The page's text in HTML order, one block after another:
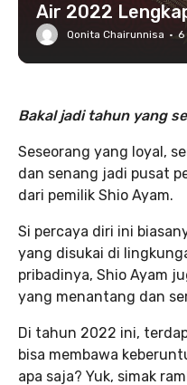
Air 2022
Qonita Chairunnisa · 6
Bakal jadi tahun yang
Seseorang yang loyal,
dan senang jadi pusat
dari pemilik Shio Ayam.
Si percaya diri ini
yang disukai di
pribadinya, Shio Ayam
yang menantang dan
Di tahun 2022 ini,
bisa membawa
apa saja? Yuk, simak